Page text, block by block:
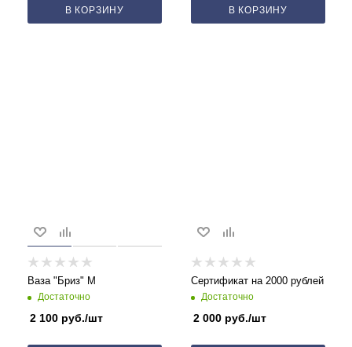
В КОРЗИНУ В КОРЗИНУ
Ваза "Бриз" М
Достаточно
2 100 руб./шт
Сертификат на 2000 рублей
Достаточно
2 000 руб./шт